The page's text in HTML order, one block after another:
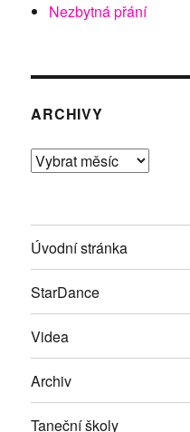
Nezbytná přání
ARCHIVY
Archivy
Úvodní stránka
StarDance
Videa
Archiv
Taneční školy